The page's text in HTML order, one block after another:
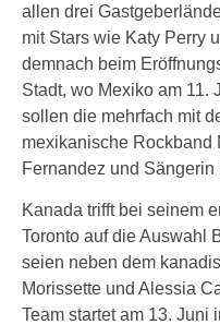
allen drei
mit Stars wie Katy Perry
demnach beim
Stadt, wo Mexiko am 11.
sollen die mehrfach mit
mexikanische Rockband
Fernandez und
Kanada trifft bei seinem
Toronto auf die Auswahl
seien neben dem
Morissette und Alessia
Team startet am 13. Juni